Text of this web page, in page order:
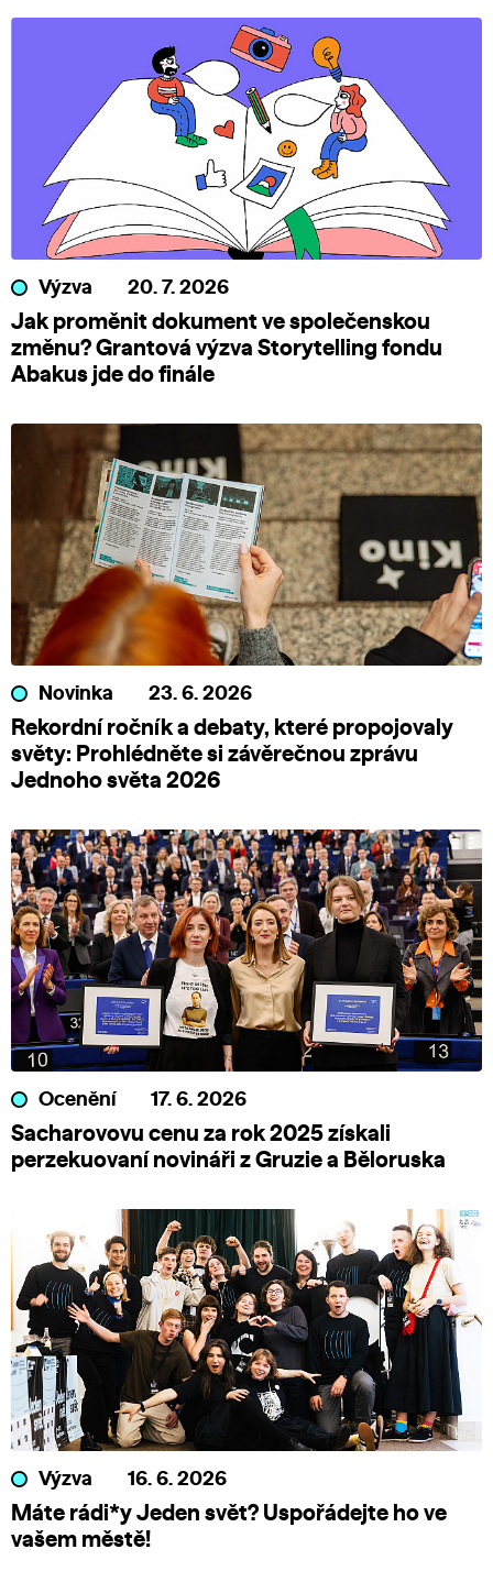
Výzva 20. 7. 2026
Jak proměnit dokument ve společenskou
změnu? Grantová výzva Storytelling fondu
Abakus jde do finále
Novinka 23. 6. 2026
Rekordní ročník a debaty, které propojovaly
světy: Prohlédněte si závěrečnou zprávu
Jednoho světa 2026
Ocenění 17. 6. 2026
Sacharovovu cenu za rok 2025 získali
perzekuovaní novináři z Gruzie a Běloruska
Výzva 16. 6. 2026
Máte rádi*y Jeden svět? Uspořádejte ho ve
vašem městě!